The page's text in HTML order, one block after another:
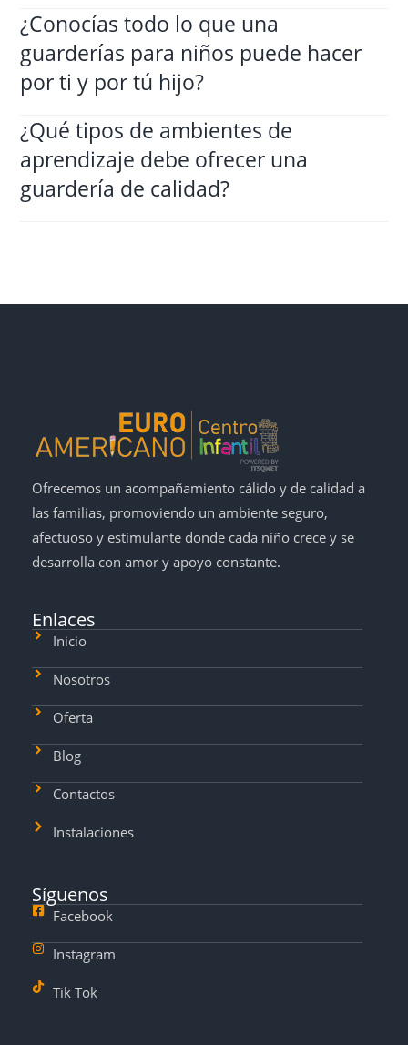
¿Conocías todo lo que una
guarderías para niños puede hacer
por ti y por tú hijo?
¿Qué tipos de ambientes de
aprendizaje debe ofrecer una
guardería de calidad?
Ofrecemos un acompañamiento cálido y de calidad a
las familias, promoviendo un ambiente seguro,
afectuoso y estimulante donde cada niño crece y se
desarrolla con amor y apoyo constante.
Enlaces
Inicio
Nosotros
Oferta
Blog
Contactos
Instalaciones
Síguenos
Facebook
Instagram
Tik Tok